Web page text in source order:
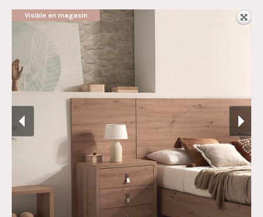
Visible en magasin